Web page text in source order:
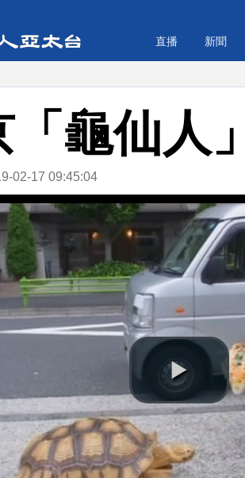
直播 新聞
「龜仙人
02-17 09:45:04